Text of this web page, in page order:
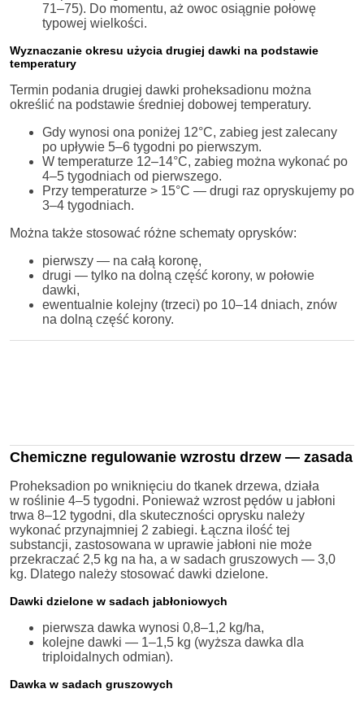
71–75). Do momentu, aż owoc osiągnie połowę
typowej wielkości.
Wyznaczanie okresu użycia drugiej dawki na podstawie
temperatury
Termin podania drugiej dawki proheksadionu można
określić na podstawie średniej dobowej temperatury.
Gdy wynosi ona poniżej 12°C, zabieg jest zalecany
po upływie 5–6 tygodni po pierwszym.
W temperaturze 12–14°C, zabieg można wykonać po
4–5 tygodniach od pierwszego.
Przy temperaturze > 15°C — drugi raz opryskujemy po
3–4 tygodniach.
Można także stosować różne schematy oprysków:
pierwszy — na całą koronę,
drugi — tylko na dolną część korony, w połowie
dawki,
ewentualnie kolejny (trzeci) po 10–14 dniach, znów
na dolną część korony.
Chemiczne regulowanie wzrostu drzew — zasada
Proheksadion po wniknięciu do tkanek drzewa, działa
w roślinie 4–5 tygodni. Ponieważ wzrost pędów u jabłoni
trwa 8–12 tygodni, dla skuteczności oprysku należy
wykonać przynajmniej 2 zabiegi. Łączna ilość tej
substancji, zastosowana w uprawie jabłoni nie może
przekraczać 2,5 kg na ha, a w sadach gruszowych — 3,0
kg. Dlatego należy stosować dawki dzielone.
Dawki dzielone w sadach jabłoniowych
pierwsza dawka wynosi 0,8–1,2 kg/ha,
kolejne dawki — 1–1,5 kg (wyższa dawka dla
triploidalnych odmian).
Dawka w sadach gruszowych